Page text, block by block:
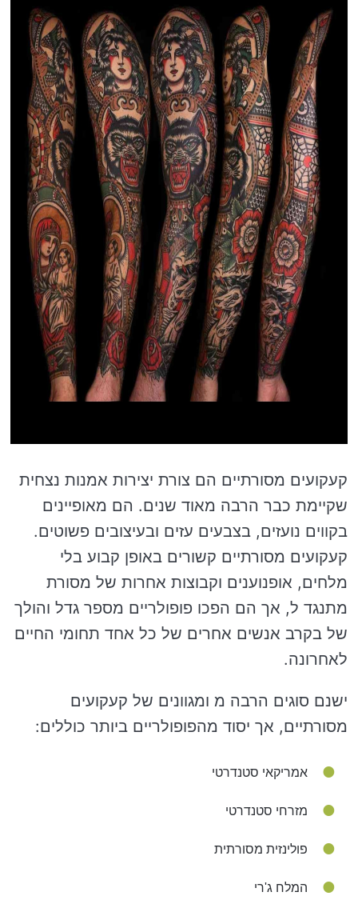
קעקועים מסורתיים הם צורת יצירות אמנות נצחית
שקיימת כבר הרבה מאוד שנים. הם מאופיינים
בקווים נועזים, בצבעים עזים ובעיצובים פשוטים.
קעקועים מסורתיים קשורים באופן קבוע בלי
מלחים, אופנוענים וקבוצות אחרות של מסורת
מתנגד ל, אך הם הפכו פופולריים מספר גדל והולך
של בקרב אנשים אחרים של כל אחד תחומי החיים
לאחרונה.
ישנם סוגים הרבה מ ומגוונים של קעקועים
מסורתיים, אך יסוד מהפופולריים ביותר כוללים:
אמריקאי סטנדרטי
מזרחי סטנדרטי
פולינזית מסורתית
המלח ג'רי